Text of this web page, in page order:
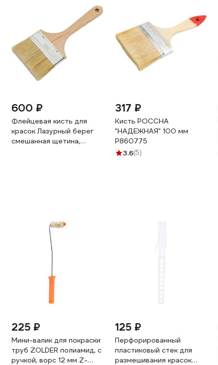
600 ₽
Флейцевая кисть для
красок Лазурный берег
смешанная щетина,
317 ₽
Кисть РОССНА
"НАДЕЖНАЯ" 100 мм
Р860775
3.6(5)
225 ₽
Мини-валик для покраски
труб ZOLDER полиамид, с
ручкой, ворс 12 мм Z-
125 ₽
Перфорированный
пластиковый стек для
размешивания красок